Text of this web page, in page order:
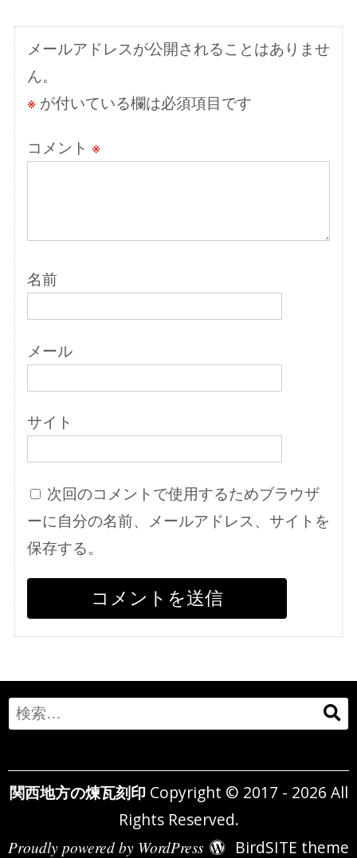
ョ
ン
メールアドレスが公開されることはありませ
ん。
※が付いている欄は必須項目です
コメント ※
名前
メール
サイト
次回のコメントで使用するためブラウザ
ーに自分の名前、メールアドレス、サイトを
保存する。
Search
for:
関西地方の煉瓦刻印 Copyright © 2017 - 2026 All
Rights Reserved.
Proudly powered by WordPress BirdSITE theme